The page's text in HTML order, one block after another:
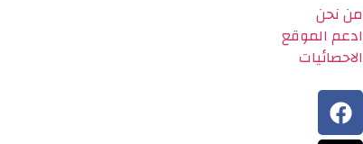
من نحن
ادعم الموقع
الاحصائيات